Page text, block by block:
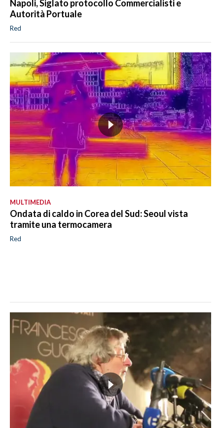
Napoli, Siglato protocollo Commercialisti e
Autorità Portuale
Red
MULTIMEDIA
Ondata di caldo in Corea del Sud: Seoul vista
tramite una termocamera
Red